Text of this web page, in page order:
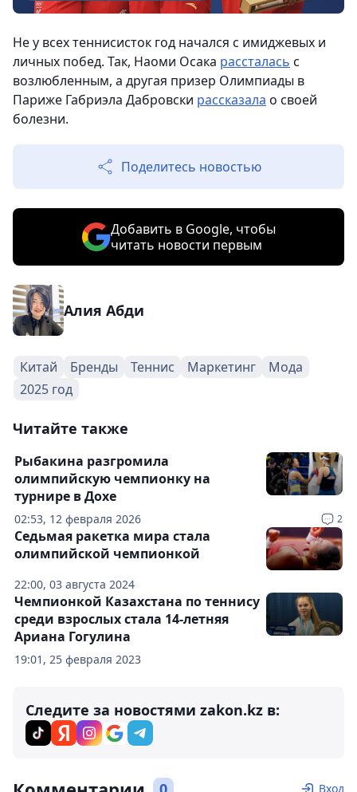
Не у всех теннисисток год начался с имиджевых и
личных побед. Так, Наоми Осака рассталась с
возлюбленным, а другая призер Олимпиады в
Париже Габриэла Дабровски рассказала о своей
болезни.
Поделитесь новостью
Добавить в Google, чтобы
читать новости первым
Алия Абди
Китай Бренды Теннис Маркетинг
Мода
2025 год
Читайте также
02:53, 12 февраля 2026 2
Рыбакина разгромила
олимпийскую чемпионку на
турнире в Дохе
22:00, 03 августа 2024
Седьмая ракетка мира стала
олимпийской чемпионкой
19:01, 25 февраля 2023
Чемпионкой Казахстана по теннису
среди взрослых стала 14-летняя
Ариана Гогулина
Следите за новостями zakon.kz в:
Вход